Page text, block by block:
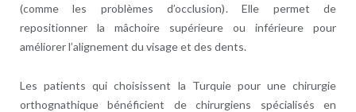
(comme les problèmes d’occlusion). Elle permet de
repositionner la mâchoire supérieure ou inférieure pour
améliorer l’alignement du visage et des dents.
Les patients qui choisissent la Turquie pour une chirurgie
orthognathique bénéficient de chirurgiens spécialisés en